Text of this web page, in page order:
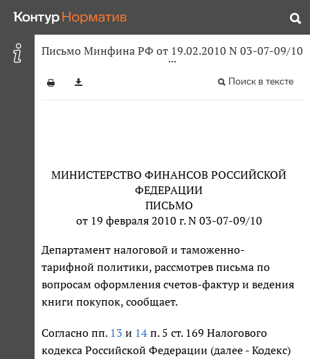
Письмо Минфина РФ от 19.02.2010 N 03-07-09/10
Поиск в тексте
МИНИСТЕРСТВО ФИНАНСОВ РОССИЙСКОЙ
ФЕДЕРАЦИИ
ПИСЬМО
от 19 февраля 2010 г. N 03-07-09/10
Департамент налоговой и таможенно-
тарифной политики, рассмотрев письма по
вопросам оформления счетов-фактур и ведения
книги покупок, сообщает.
Согласно пп. 13 и 14 п. 5 ст. 169 Налогового
кодекса Российской Федерации (далее - Кодекс)